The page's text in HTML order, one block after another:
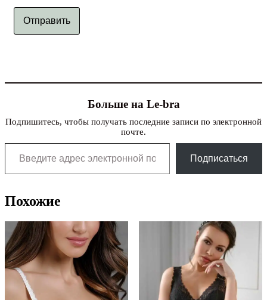
Отправить
Больше на Le-bra
Подпишитесь, чтобы получать последние записи по электронной
почте.
Введите адрес электронной почты…
Подписаться
Похожие